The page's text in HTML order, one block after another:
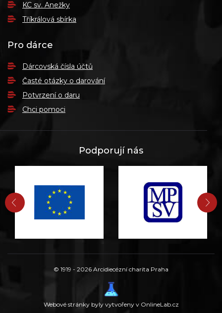
KC sv. Anežky
Tříkrálová sbírka
Pro dárce
Dárcovská čísla účtů
Časté otázky o darování
Potvrzení o daru
Chci pomoci
Podporují nás
PŘEDCHOZÍ
© 1919 - 2026 Arcidiecézní charita Praha
Webové stránky byly vytvořeny v OnlineLab.cz